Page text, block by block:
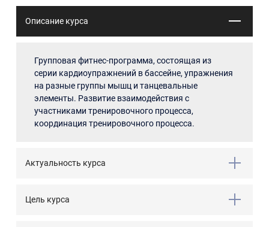
Описание курса
Групповая фитнес-программа, состоящая из
серии кардиоупражнений в бассейне, упражнения
на разные группы мышц и танцевальные
элементы. Развитие взаимодействия с
участниками тренировочного процесса,
координация тренировочного процесса.
Актуальность курса
Цель курса